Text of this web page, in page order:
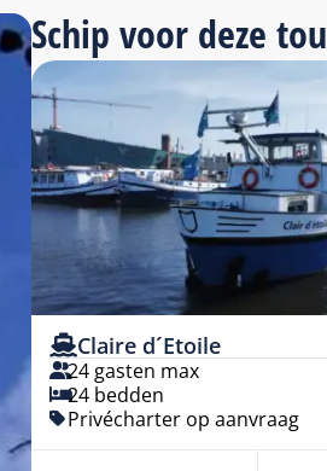
Schip voor deze
Claire d´Etoile
24 gasten max
24 bedden
Privécharter op aanvraag